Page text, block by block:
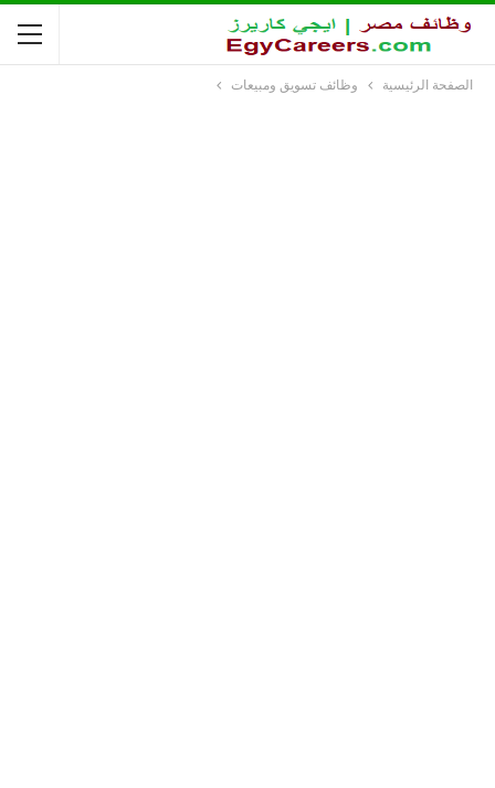
الصفحة الرئيسية وظائف تسويق ومبيعات